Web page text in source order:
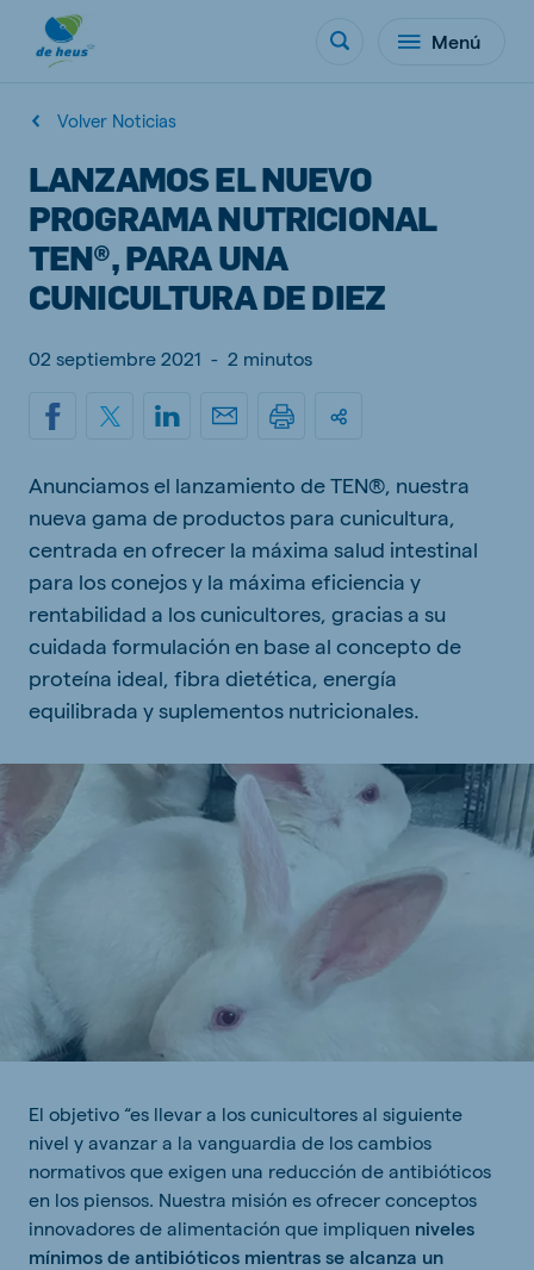
Menú
Volver Noticias
LANZAMOS EL NUEVO
PROGRAMA NUTRICIONAL
TEN®, PARA UNA
CUNICULTURA DE DIEZ
02 septiembre 2021 - 2 minutos
Anunciamos el lanzamiento de TEN®, nuestra
nueva gama de productos para cunicultura,
centrada en ofrecer la máxima salud intestinal
para los conejos y la máxima eficiencia y
rentabilidad a los cunicultores, gracias a su
cuidada formulación en base al concepto de
proteína ideal, fibra dietética, energía
equilibrada y suplementos nutricionales.
El objetivo “es llevar a los cunicultores al siguiente
nivel y avanzar a la vanguardia de los cambios
normativos que exigen una reducción de antibióticos
en los piensos. Nuestra misión es ofrecer conceptos
innovadores de alimentación que impliquen niveles
mínimos de antibióticos mientras se alcanza un